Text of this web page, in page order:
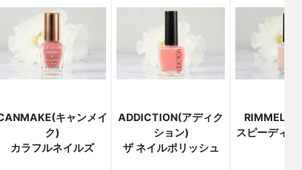
キャンメイ
ク)
カラフルネイルズ
ADDICTION(アディク
ション)
ザ ネイルポリッシュ
RIMMEL(リ
スピーディ フ